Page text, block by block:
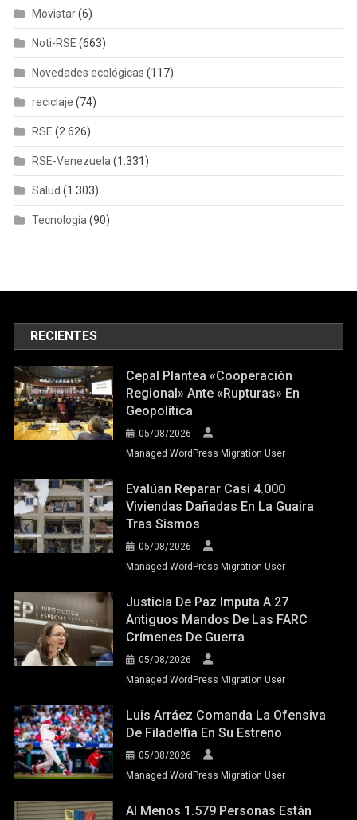
Movistar(6)
Noti-RSE (663)
Novedades ecológicas (117)
reciclaje (74)
RSE (2.626)
RSE-Venezuela(1.331)
Salud (1.303)
Tecnología(90)
RECIENTES
Cepal Plantea «cooperación
Regional» Ante «rupturas» En
Geopolítica
05/08/2026
Managed WordPress Migration User
Evalúan Reparar Casi 4.000
Viviendas Dañadas En La Guaira
Tras Sismos
05/08/2026
Managed WordPress Migration User
Justicia De Paz Imputa A 27
Antiguos Mandos De Las FARC
Crímenes De Guerra
05/08/2026
Managed WordPress Migration User
Luis Arráez Comanda La Ofensiva
De Filadelfia En Su Estreno
05/08/2026
Managed WordPress Migration User
Al Menos 1.579 Personas Están